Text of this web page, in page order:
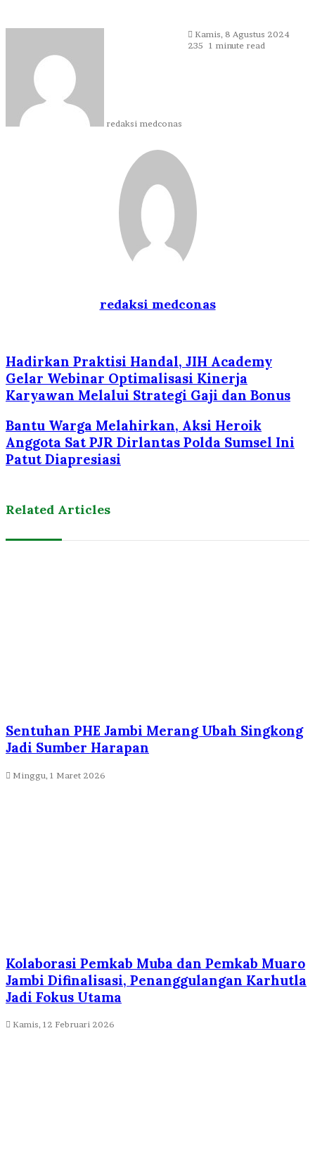
redaksi medconas
Send
an
Kamis, 8 Agustus 2024
235 1 minute read
redaksi medconas
Hadirkan Praktisi Handal, JIH Academy
Gelar Webinar Optimalisasi Kinerja
Karyawan Melalui Strategi Gaji dan Bonus
Bantu Warga Melahirkan, Aksi Heroik
Anggota Sat PJR Dirlantas Polda Sumsel Ini
Patut Diapresiasi
Related Articles
Sentuhan PHE Jambi Merang Ubah Singkong
Jadi Sumber Harapan
Minggu, 1 Maret 2026
Kolaborasi Pemkab Muba dan Pemkab Muaro
Jambi Difinalisasi, Penanggulangan Karhutla
Jadi Fokus Utama
Kamis, 12 Februari 2026